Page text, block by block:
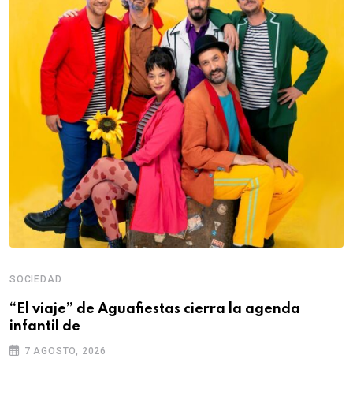
SOCIEDAD
“El viaje” de Aguafiestas cierra la agenda
infantil de
7 AGOSTO, 2026